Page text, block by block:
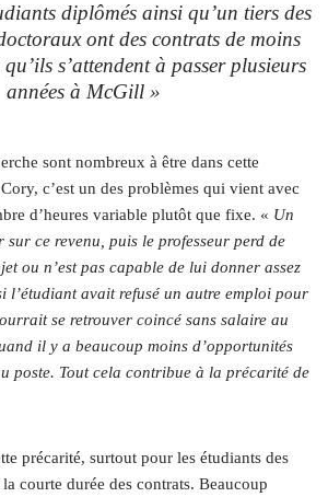
diplômés ainsi qu’un tiers des
ont des contrats de moins
s’attendent à passer plusieurs
années à McGill »
sont nombreux à être dans cette
c’est un des problèmes qui vient avec
d’heures variable plutôt que fixe. « Un
sur ce revenu, puis le professeur perd de
ou n’est pas capable de lui donner assez
l’étudiant avait refusé un autre emploi pour
se retrouver coincé sans salaire au
il y a beaucoup moins d’opportunités
poste. Tout cela contribue à la précarité de
précarité, surtout pour les étudiants des
courte durée des contrats. Beaucoup